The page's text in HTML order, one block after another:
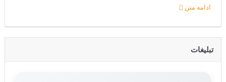
ایردراپ کریپتوتانک – CryptoTanks Airdrop
ادامه متن
تبلیغات